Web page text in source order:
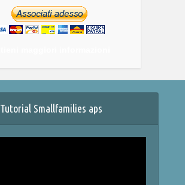
Tutorial Smallfamilies aps